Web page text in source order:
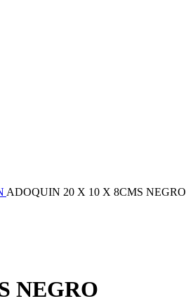
ADOQUIN 20 X 10 X 8CMS NEGRO
NEGRO